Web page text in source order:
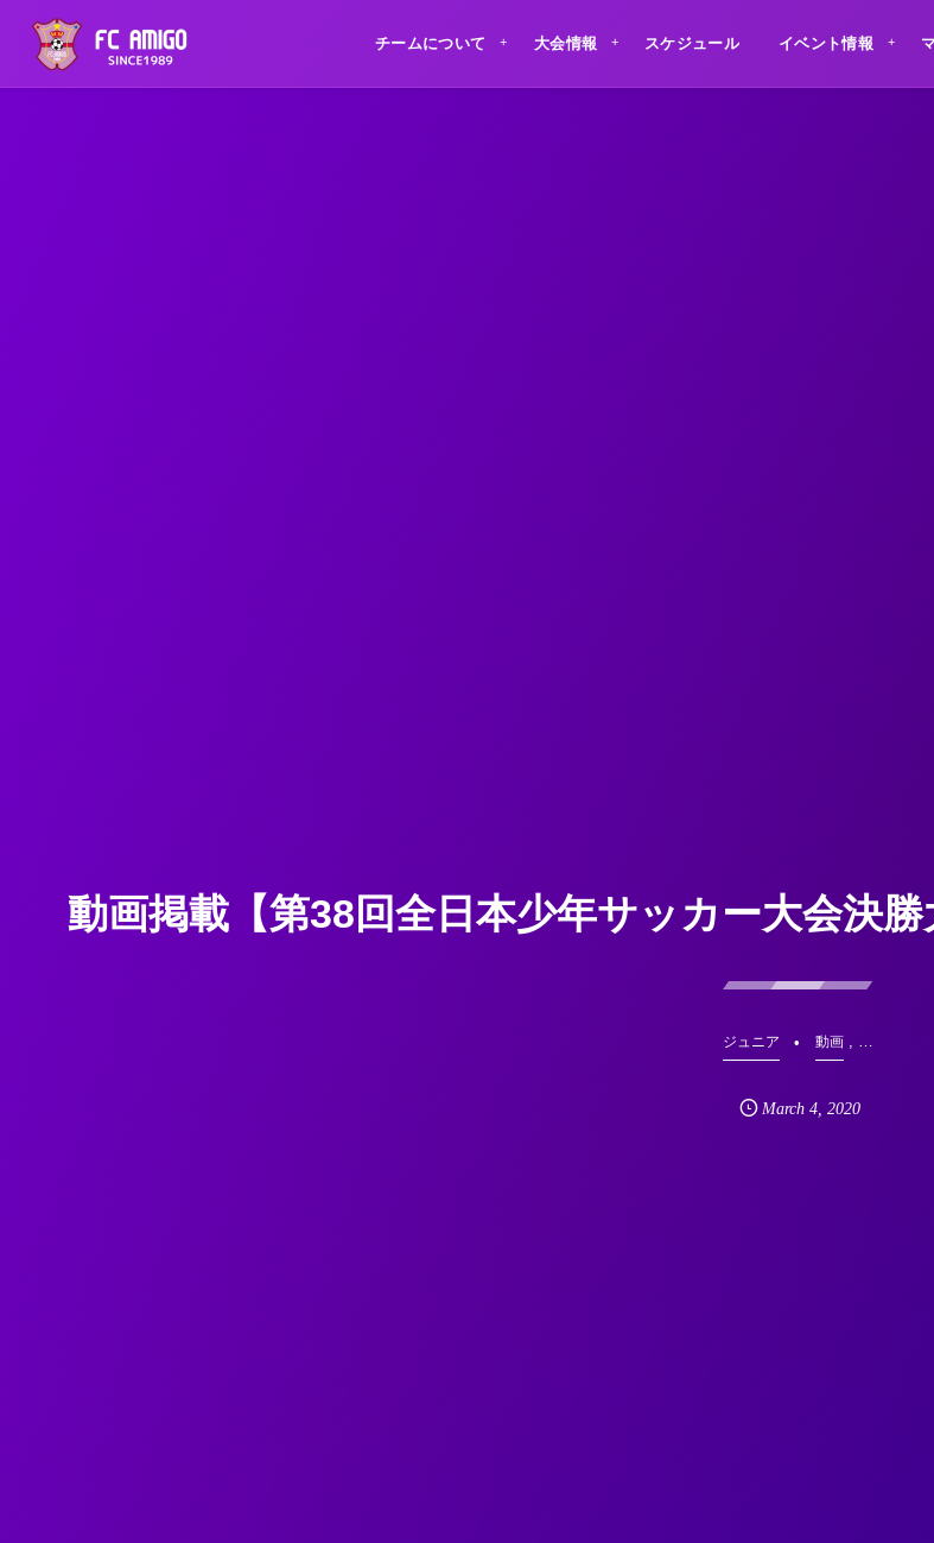
チームについて 大会情報 スケジュール イベント情報
動画掲載【第38回全日本少年サッカー大会決勝
ジュニア 動画, …
March 4,2020